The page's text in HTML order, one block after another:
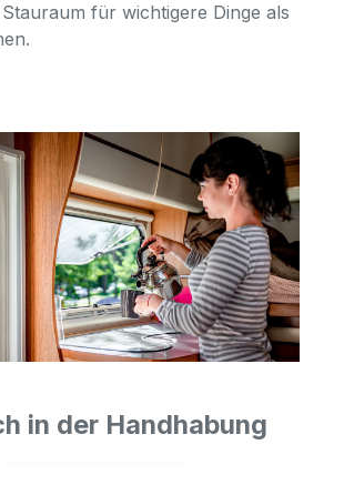
für wichtigere Dinge als
in der Handhabung